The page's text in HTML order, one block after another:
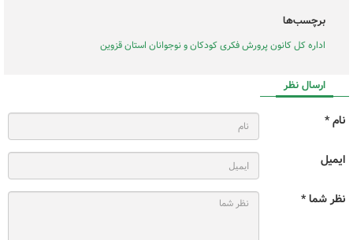
برچسب‌ها
اداره کل کانون پرورش فکری کودکان و نوجوانان استان قزوین
ارسال نظر
نام *
ایمیل
نظر شما *